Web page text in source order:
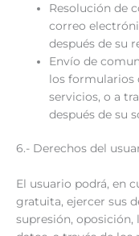
Resolución de
correo
después de su
Envío de
los formularios
servicios, o a
después de su
6.- Derechos del
El usuario podrá, en
gratuita, ejercer sus
supresión,